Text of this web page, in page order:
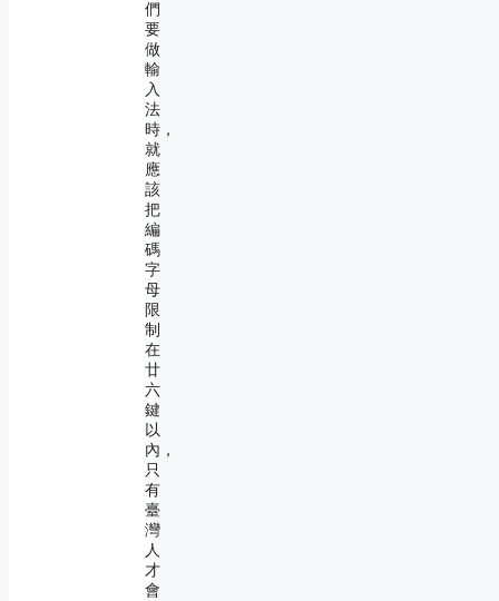
們
要
做
輸
入
法
時，
就
應
該
把
編
碼
字
母
限
制
在
廿
六
鍵
以
內，
只
有
臺
灣
人
才
會